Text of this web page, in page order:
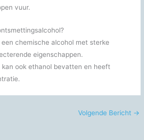
vuur.
een chemische alcohol met sterke
eigenschappen.
ook ethanol bevatten en heeft
Volgende Bericht →